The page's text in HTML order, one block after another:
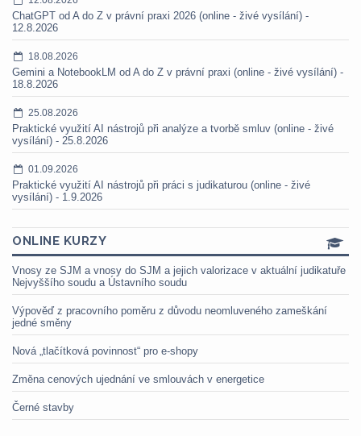
ChatGPT od A do Z v právní praxi 2026 (online - živé vysílání) -
12.8.2026
18.08.2026
Gemini a NotebookLM od A do Z v právní praxi (online - živé vysílání) -
18.8.2026
25.08.2026
Praktické využití AI nástrojů při analýze a tvorbě smluv (online - živé
vysílání) - 25.8.2026
01.09.2026
Praktické využití AI nástrojů při práci s judikaturou (online - živé
vysílání) - 1.9.2026
ONLINE KURZY
Vnosy ze SJM a vnosy do SJM a jejich valorizace v aktuální judikatuře
Nejvyššího soudu a Ústavního soudu
Výpověď z pracovního poměru z důvodu neomluveného zameškání
jedné směny
Nová „tlačítková povinnost“ pro e-shopy
Změna cenových ujednání ve smlouvách v energetice
Černé stavby